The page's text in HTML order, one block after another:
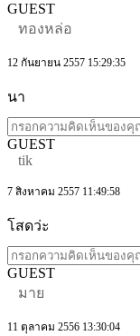
GUEST
ทองหล่อ
12 กันยายน 2557 15:29:35
นา
GUEST
tik
7 สิงหาคม 2557 11:49:58
โสดว่ะ
GUEST
มาย
11 ตุลาคม 2556 13:30:04